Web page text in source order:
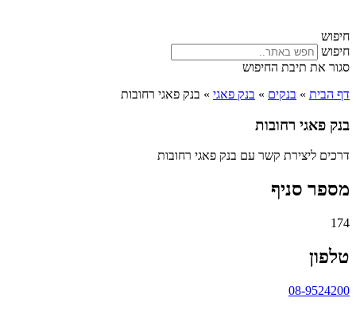
חיפוש
חיפוש
סגור את תיבת החיפוש
דף הבית » בנקים » בנק פאגי » בנק פאגי רחובות
בנק פאגי רחובות
דרכים ליצירת קשר עם בנק פאגי רחובות
מספר סניף
174
טלפון
08-9524200